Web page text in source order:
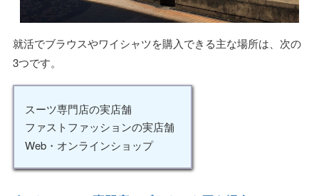
就活でブラウスやワイシャツを購入できる主な場所は、次の
3つです。
スーツ専門店の実店舗
ファストファッションの実店舗
Web・オンラインショップ